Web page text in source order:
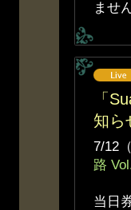
ませ
「
知ら
7/12
路
当日